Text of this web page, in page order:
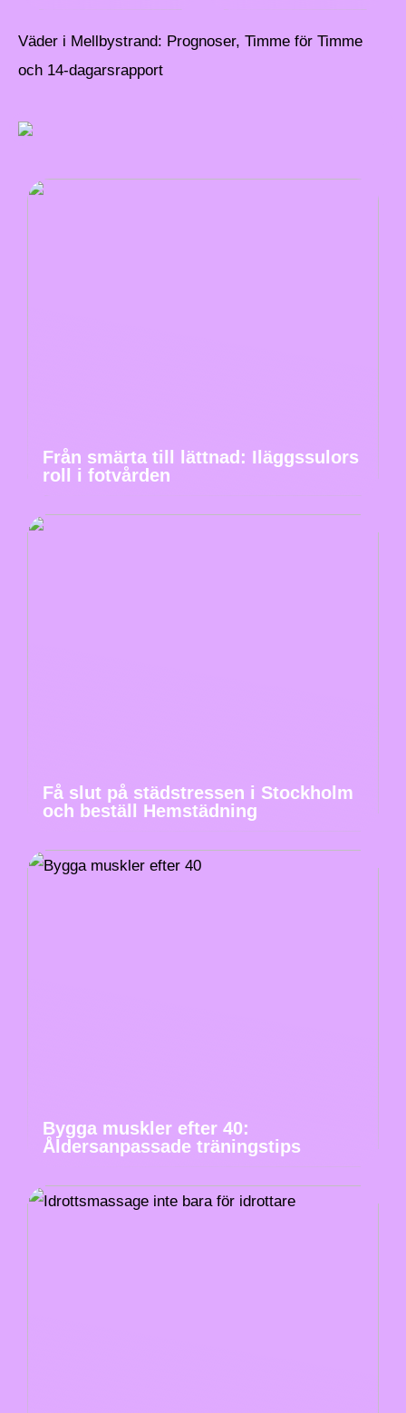
Väder i Mellbystrand: Prognoser, Timme för Timme
och 14-dagarsrapport
Från smärta till lättnad: Iläggssulors
roll i fotvården
Få slut på städstressen i Stockholm
och beställ Hemstädning
Bygga muskler efter 40:
Åldersanpassade träningstips